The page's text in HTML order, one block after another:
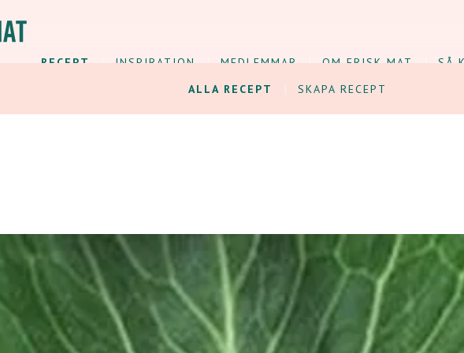
RECEPT INSPIRATION MEDLEMMAR OM FRISK MAT SÅ
ALLA RECEPT SKAPA RECEPT